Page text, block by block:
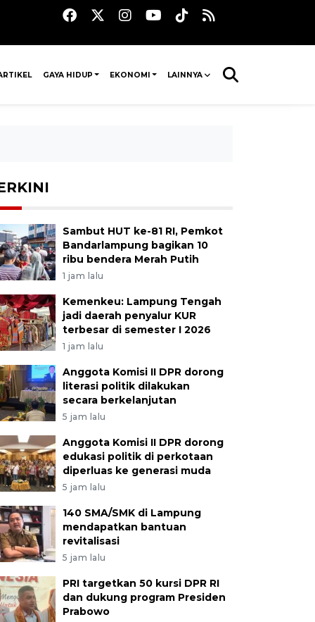
GAYA HIDUP EKONOMI LAINNYA
Sambut HUT ke-81 RI, Pemkot
Bandarlampung bagikan 10
ribu bendera Merah Putih
1 jam lalu
Kemenkeu: Lampung Tengah
jadi daerah penyalur KUR
terbesar di semester I 2026
1 jam lalu
Anggota Komisi II DPR dorong
literasi politik dilakukan
secara berkelanjutan
5 jam lalu
Anggota Komisi II DPR dorong
edukasi politik di perkotaan
diperluas ke generasi muda
5 jam lalu
140 SMA/SMK di Lampung
mendapatkan bantuan
revitalisasi
5 jam lalu
PRI targetkan 50 kursi DPR RI
dan dukung program Presiden
Prabowo